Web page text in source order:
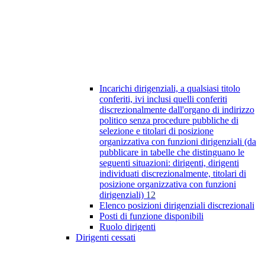
Incarichi dirigenziali, a qualsiasi titolo
conferiti, ivi inclusi quelli conferiti
discrezionalmente dall'organo di indirizzo
politico senza procedure pubbliche di
selezione e titolari di posizione
organizzativa con funzioni dirigenziali (da
pubblicare in tabelle che distinguano le
seguenti situazioni: dirigenti, dirigenti
individuati discrezionalmente, titolari di
posizione organizzativa con funzioni
dirigenziali) 12
Elenco posizioni dirigenziali discrezionali
Posti di funzione disponibili
Ruolo dirigenti
Dirigenti cessati